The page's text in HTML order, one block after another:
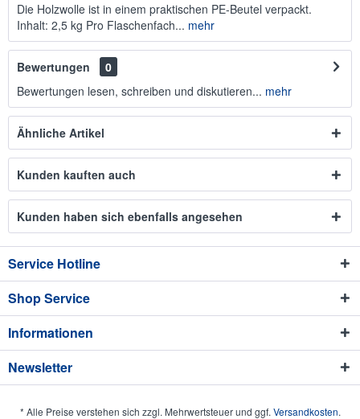
Die Holzwolle ist in einem praktischen PE-Beutel verpackt.
Inhalt: 2,5 kg Pro Flaschenfach... mehr
Bewertungen
0
Bewertungen lesen, schreiben und diskutieren... mehr
Ähnliche Artikel
Kunden kauften auch
Kunden haben sich ebenfalls angesehen
Service Hotline
Shop Service
Informationen
Newsletter
* Alle Preise verstehen sich zzgl. Mehrwertsteuer und ggf. Versandkosten.